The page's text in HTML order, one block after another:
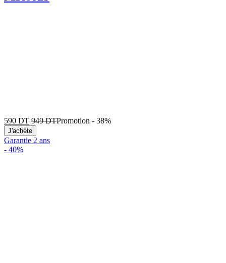
590 DT 949DTPromotion - 38%
J'achète
Garantie 2 ans
- 40%